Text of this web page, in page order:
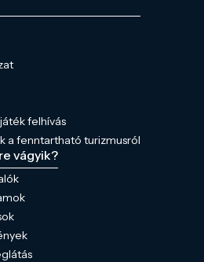
felhívás
a fenntartható turizmusról
vágyik?